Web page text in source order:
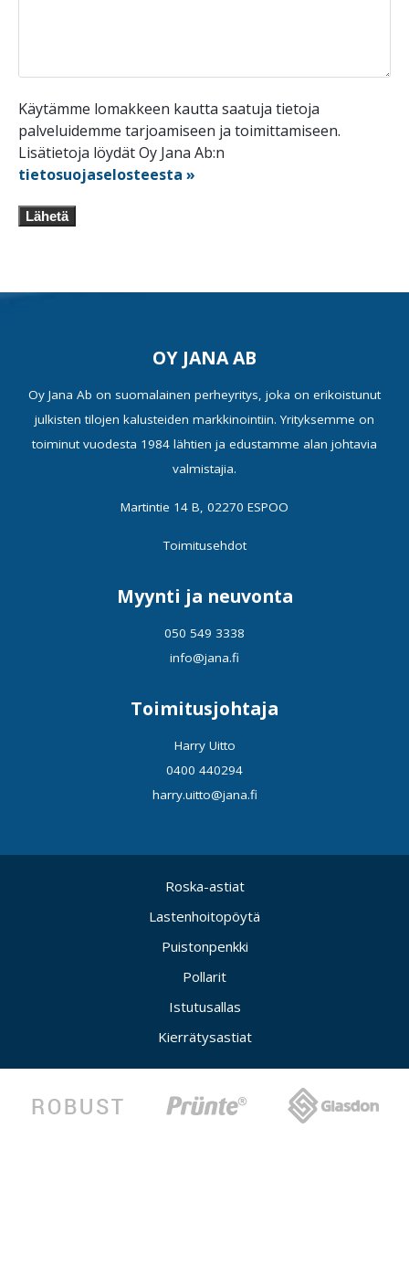
Käytämme lomakkeen kautta saatuja tietoja
palveluidemme tarjoamiseen ja toimittamiseen.
Lisätietoja löydät Oy Jana Ab:n
tietosuojaselosteesta »
Lähetä
OY JANA AB
Oy Jana Ab on suomalainen perheyritys, joka on erikoistunut
julkisten tilojen kalusteiden markkinointiin. Yrityksemme on
toiminut vuodesta 1984 lähtien ja edustamme alan johtavia
valmistajia.
Martintie 14 B, 02270 ESPOO
Toimitusehdot
Myynti ja neuvonta
050 549 3338
info@jana.fi
Toimitusjohtaja
Harry Uitto
0400 440294
harry.uitto@jana.fi
Roska-astiat
Lastenhoitopöytä
Puistonpenkki
Pollarit
Istutusallas
Kierrätysastiat